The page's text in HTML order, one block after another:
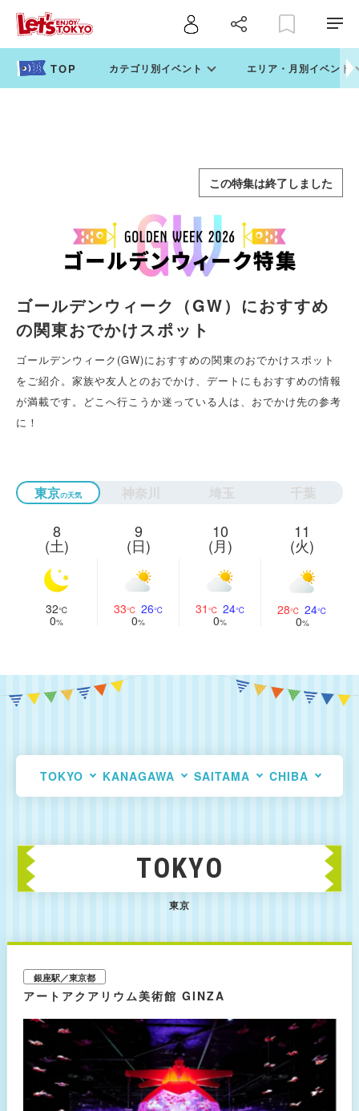
カテゴリ別イベント エリア・月別イベント
この特集は終了しました
ゴールデンウィーク（GW）におすすめ
の関東おでかけスポット
ゴールデンウィーク(GW)におすすめの関東のおでかけスポット
をご紹介。家族や友人とのおでかけ、デートにもおすすめの情報
が満載です。どこへ行こうか迷っている人は、おでかけ先の参考
に！
東京 神奈川 埼玉 千葉
8
(土)
32
0
9
(日)
33 26
0
10
(月)
31 24
0
11
(火)
28 24
0
TOKYO KANAGAWA SAITAMA CHIBA
TOKYO
東京
銀座駅／東京都
アートアクアリウム美術館 GINZA